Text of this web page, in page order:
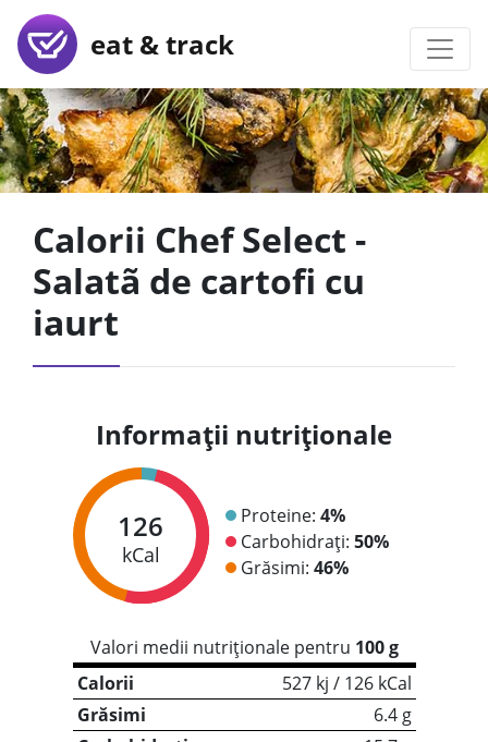
eat & track
Calorii Chef Select -
Salatã de cartofi cu
iaurt
Informații nutriționale
126
kCal
Proteine: 4%
Carbohidrați: 50%
Grăsimi: 46%
Valori medii nutriționale pentru 100 g
Calorii
527 kj / 126 kCal
Grăsimi
6.4 g